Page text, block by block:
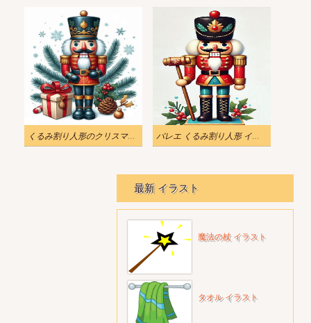
くるみ割り人形のクリスマスイラスト画像 バレエ くるみ割り人形 イラスト 無料
最新 イラスト
魔法の杖 イラスト
タオル イラスト